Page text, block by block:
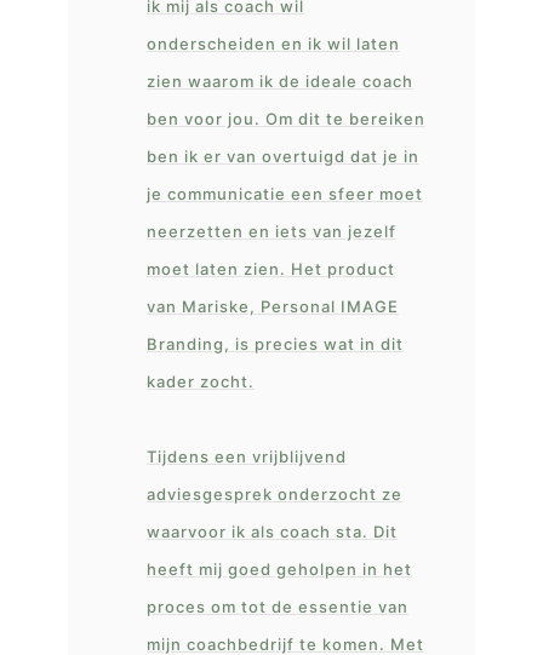
ik mij als coach wil
onderscheiden en ik wil laten
zien waarom ik de ideale coach
ben voor jou. Om dit te bereiken
ben ik er van overtuigd dat je in
je communicatie een sfeer moet
neerzetten en iets van jezelf
moet laten zien. Het product
van Mariske, Personal IMAGE
Branding, is precies wat in dit
kader zocht.
Tijdens een vrijblijvend
adviesgesprek onderzocht ze
waarvoor ik als coach sta. Dit
heeft mij goed geholpen in het
proces om tot de essentie van
mijn coachbedrijf te komen. Met